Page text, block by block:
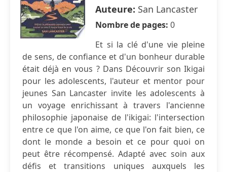
Auteure: San Lancaster
Nombre de pages: 0
Et si la clé d'une vie pleine
de sens, de confiance et d'un bonheur durable
était déjà en vous ? Dans Découvrir son Ikigai
pour les adolescents, l'auteur et mentor pour
jeunes San Lancaster invite les adolescents à
un voyage enrichissant à travers l'ancienne
philosophie japonaise de l'ikigai: l'intersection
entre ce que l'on aime, ce que l'on fait bien, ce
dont le monde a besoin et ce pour quoi on
peut être récompensé. Adapté avec soin aux
défis et transitions uniques auxquels les